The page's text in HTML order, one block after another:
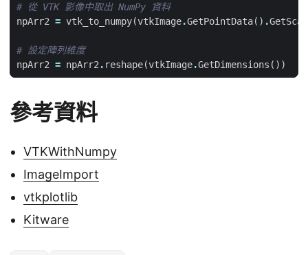
# 從 VTK 影像中取出 NumPy 資料
npArr2 = vtk_to_numpy(vtkImage.GetPointData() .
# 設定陣列維度
npArr2 = npArr2 . reshape(vtkImage.GetDimensions ())
參考資料
VTKWithNumpy
ImageImport
vtkplotlib
Kitware